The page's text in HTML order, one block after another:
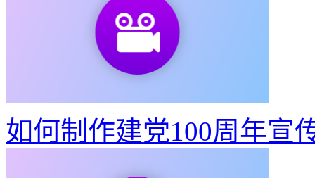
如何制作建党100周年宣